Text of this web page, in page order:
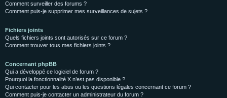
Comment surveiller des forums ?
Comment puis-je supprimer mes surveillances de sujets ?
Fichiers joints
Quels fichiers joints sont autorisés sur ce forum ?
Comment trouver tous mes fichiers joints ?
Concernant phpBB
Qui a développé ce logiciel de forum ?
Pourquoi la fonctionnalité X n’est pas disponible ?
Qui contacter pour les abus ou les questions légales concernant ce forum ?
Comment puis-je contacter un administrateur du forum ?